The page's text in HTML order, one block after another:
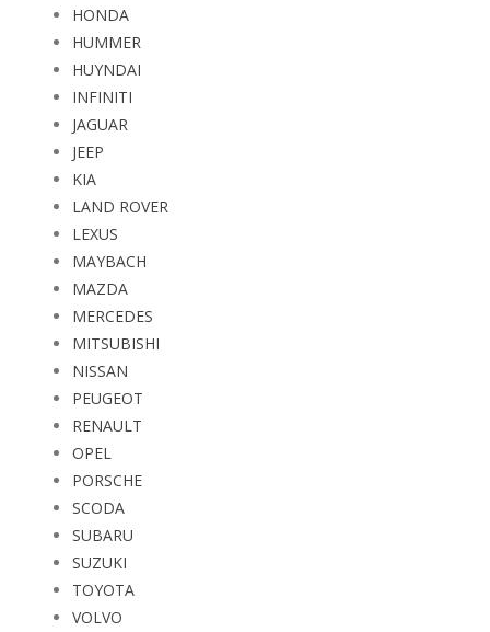
HONDA
HUMMER
HUYNDAI
INFINITI
JAGUAR
JEEP
KIA
LAND ROVER
LEXUS
MAYBACH
MAZDA
MERCEDES
MITSUBISHI
NISSAN
PEUGEOT
RENAULT
OPEL
PORSCHE
SCODA
SUBARU
SUZUKI
TOYOTA
VOLVO